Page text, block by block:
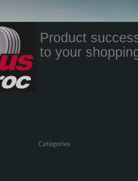
MAROC LIVRÉS ET MONTÉS
Product
to your
Catégories